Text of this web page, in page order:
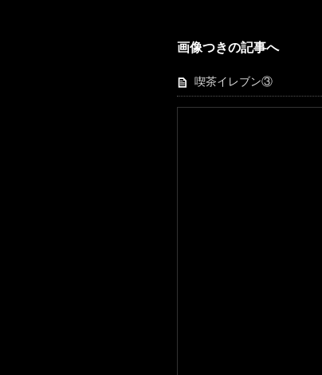
画像つきの記事へ
喫茶イレブン③